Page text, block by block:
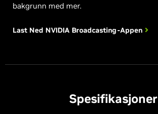
bakgrunn med mer.
Last Ned NVIDIA Broadcasting-Appen
Spesifikasjoner